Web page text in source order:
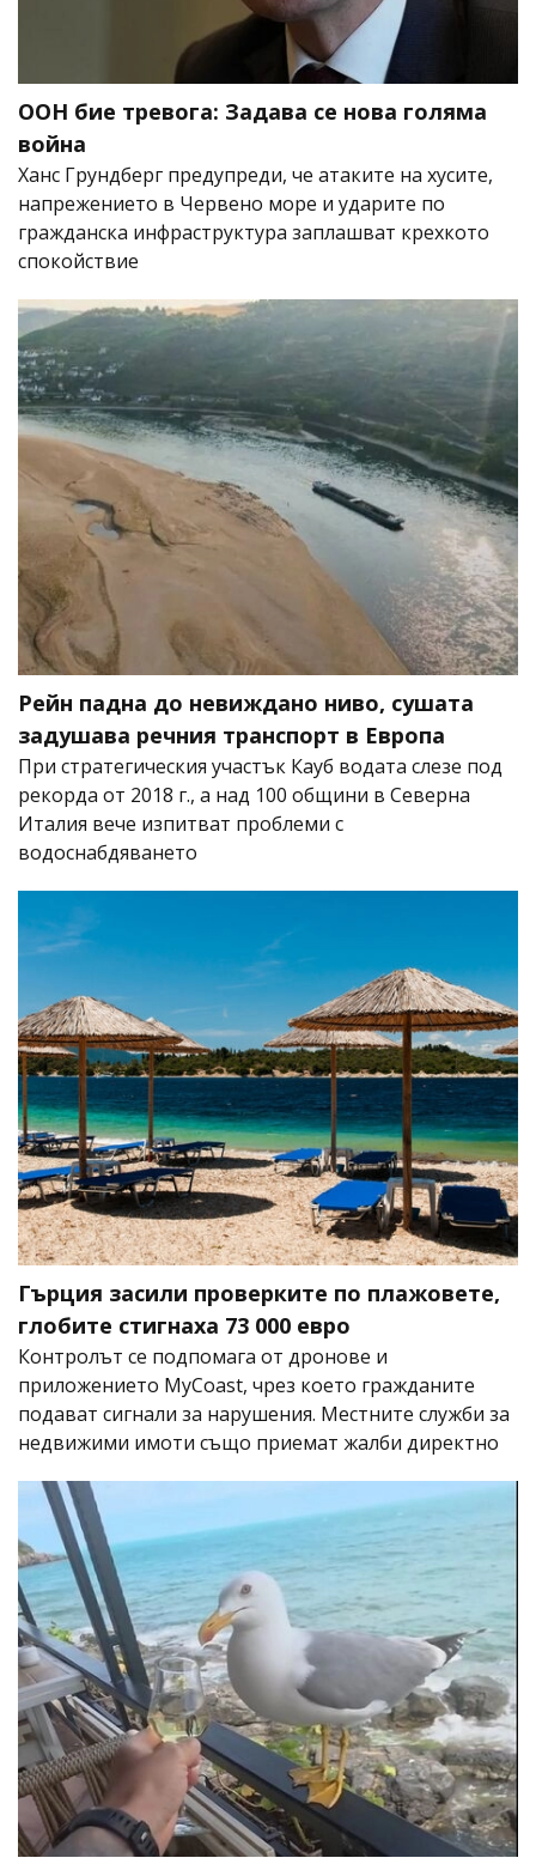
ООН бие тревога: Задава се нова голяма
война
Ханс Грундберг предупреди, че атаките на хусите,
напрежението в Червено море и ударите по
гражданска инфраструктура заплашват крехкото
спокойствие
Рейн падна до невиждано ниво, сушата
задушава речния транспорт в Европа
При стратегическия участък Кауб водата слезе под
рекорда от 2018 г., а над 100 общини в Северна
Италия вече изпитват проблеми с
водоснабдяването
Гърция засили проверките по плажовете,
глобите стигнаха 73 000 евро
Контролът се подпомага от дронове и
приложението MyCoast, чрез което гражданите
подават сигнали за нарушения. Местните служби за
недвижими имоти също приемат жалби директно